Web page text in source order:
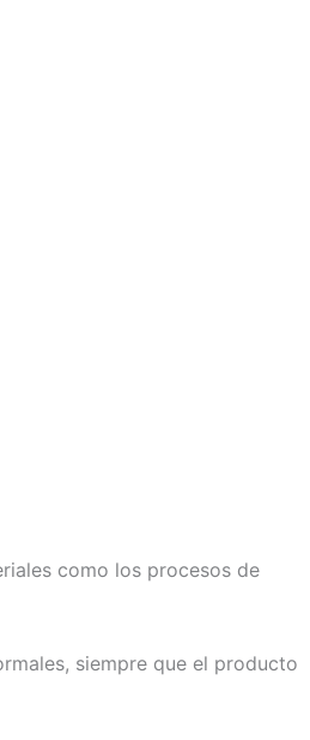
como los procesos de
siempre que el producto